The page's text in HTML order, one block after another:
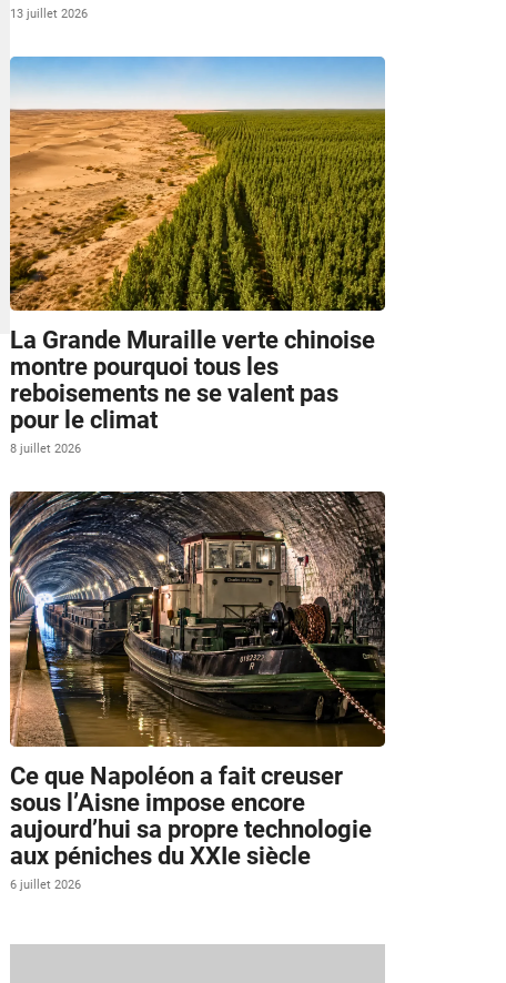
13 juillet 2026
La Grande Muraille verte chinoise
montre pourquoi tous les
reboisements ne se valent pas
pour le climat
8 juillet 2026
Ce que Napoléon a fait creuser
sous l’Aisne impose encore
aujourd’hui sa propre technologie
aux péniches du XXIe siècle
6 juillet 2026